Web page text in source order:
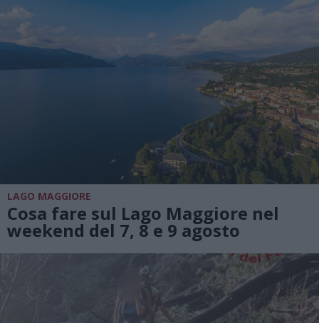
LAGO MAGGIORE
Cosa fare sul Lago Maggiore nel
weekend del 7, 8 e 9 agosto